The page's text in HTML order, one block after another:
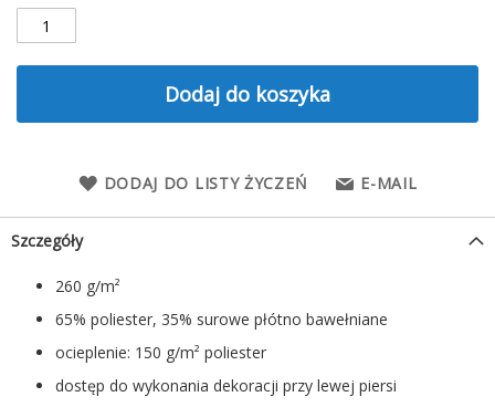
Dodaj do koszyka
DODAJ DO LISTY ŻYCZEŃ E-MAIL
Szczegóły
260 g/m²
65% poliester, 35% surowe płótno bawełniane
ocieplenie: 150 g/m² poliester
dostęp do wykonania dekoracji przy lewej piersi